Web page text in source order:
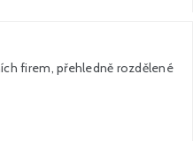
firem, přehledně rozdělené